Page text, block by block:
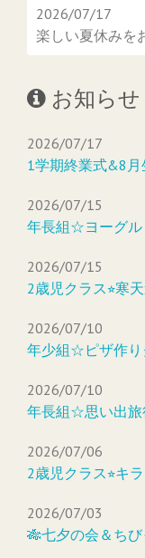
2026/07/17
楽しい夏休みを
お知らせ
2026/07/17
1学期終業式&8月
2026/07/15
年長組☆ヨーグル
2026/07/15
2歳児クラス⭐︎寒
2026/07/10
年少組☆ピザ作り
2026/07/10
年長組☆思い出旅
2026/07/06
2歳児クラス⭐︎キ
2026/07/03
🎋七夕の会＆ち